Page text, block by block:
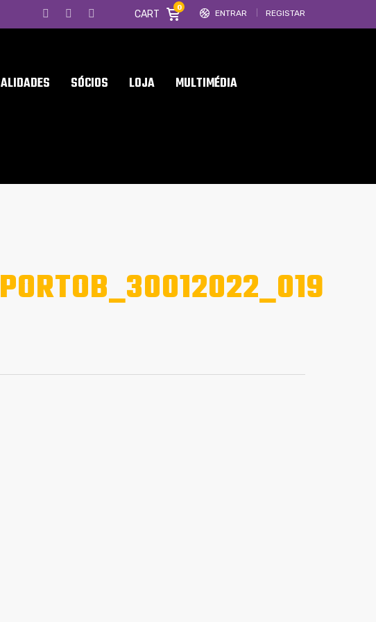
ENTRAR REGISTAR
CART
0
SÓCIOS LOJA MULTIMÉDIA